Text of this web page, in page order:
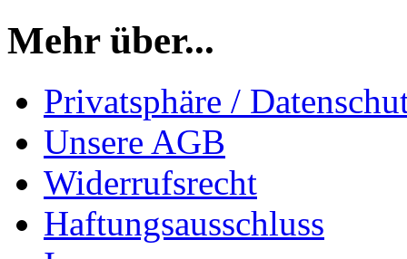
Mehr über...
Privatsphäre /
Unsere AGB
Widerrufsrecht
Haftungsausschluss